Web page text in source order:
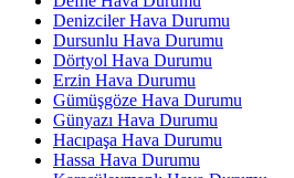
Denizciler Hava Durumu
Dursunlu Hava Durumu
Dörtyol Hava Durumu
Erzin Hava Durumu
Gümüşgöze Hava Durumu
Günyazı Hava Durumu
Hacıpaşa Hava Durumu
Hassa Hava Durumu